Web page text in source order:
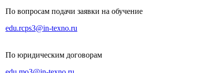
По вопросам подачи заявки на обучение
edu.rcps3@in-texno.ru
По юридическим договорам